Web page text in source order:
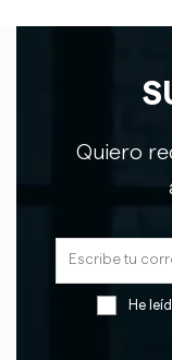
Quiero
He